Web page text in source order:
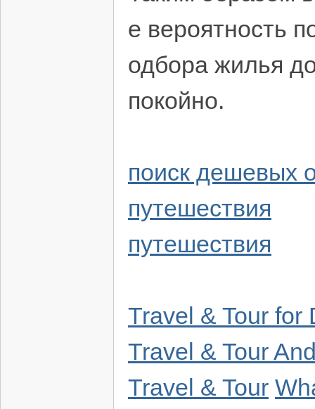
е вероятность
одбора жилья
покойно.
поиск дешевых
путешествия
путешествия
Travel & Tour for
Travel & Tour
Travel & Tour